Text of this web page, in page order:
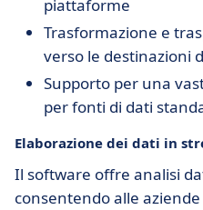
piattaforme
Trasformazione e
verso le destinazioni
Supporto per una
per fonti di dati
Elaborazione dei dati in
Il software offre analisi
consentendo alle